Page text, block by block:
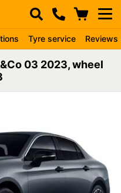
Tyre service Reviews
03 2023, wheel